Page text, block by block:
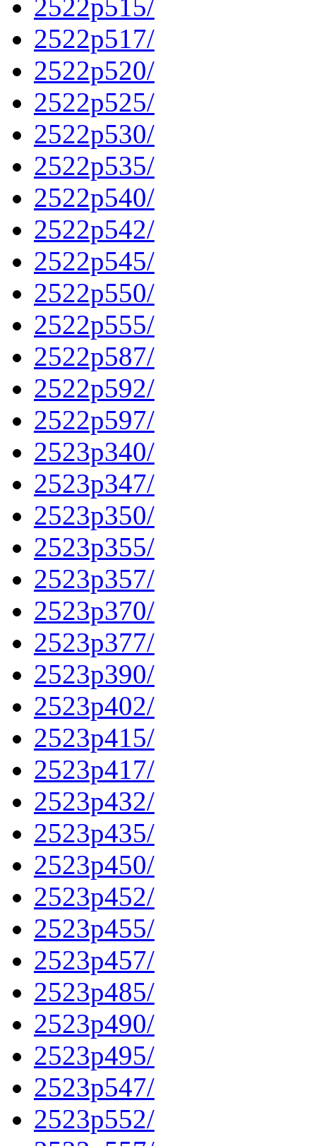
2522p515/
2522p517/
2522p520/
2522p525/
2522p530/
2522p535/
2522p540/
2522p542/
2522p545/
2522p550/
2522p555/
2522p587/
2522p592/
2522p597/
2523p340/
2523p347/
2523p350/
2523p355/
2523p357/
2523p370/
2523p377/
2523p390/
2523p402/
2523p415/
2523p417/
2523p432/
2523p435/
2523p450/
2523p452/
2523p455/
2523p457/
2523p485/
2523p490/
2523p495/
2523p547/
2523p552/